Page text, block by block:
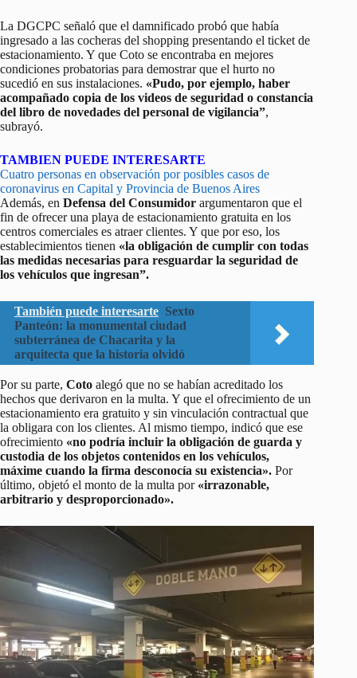
La DGCPC señaló que el damnificado probó que había
ingresado a las cocheras del shopping presentando el ticket de
estacionamiento. Y que Coto se encontraba en mejores
condiciones probatorias para demostrar que el hurto no
sucedió en sus instalaciones. «Pudo, por ejemplo, haber
acompañado copia de los videos de seguridad o constancia
del libro de novedades del personal de vigilancia”,
subrayó.
TAMBIEN PUEDE INTERESARTE
Cuatro personas en observación por posibles casos de
coronavirus en Capital y Provincia de Buenos Aires
Además, en Defensa del Consumidor argumentaron que el
fin de ofrecer una playa de estacionamiento gratuita en los
centros comerciales es atraer clientes. Y que por eso, los
establecimientos tienen «la obligación de cumplir con todas
las medidas necesarias para resguardar la seguridad de
los vehículos que ingresan”.
También puede interesarte Sexto
Panteón: la monumental ciudad
subterránea de Chacarita y la
arquitecta que la historia olvidó
Por su parte, Coto alegó que no se habían acreditado los
hechos que derivaron en la multa. Y que el ofrecimiento de un
estacionamiento era gratuito y sin vinculación contractual que
la obligara con los clientes. Al mismo tiempo, indicó que ese
ofrecimiento «no podría incluir la obligación de guarda y
custodia de los objetos contenidos en los vehículos,
máxime cuando la firma desconocía su existencia». Por
último, objetó el monto de la multa por «irrazonable,
arbitrario y desproporcionado».